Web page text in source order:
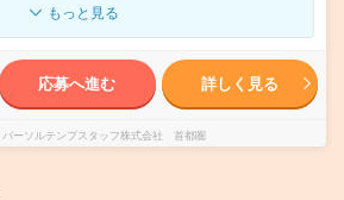
もっと見る
応募へ進む 詳しく見る
パーソルテンプスタッフ株式会社 首都圏